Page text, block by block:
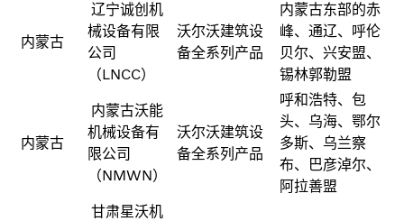
内蒙古
辽宁诚创机
械设备有限
公司
（LNCC）
沃尔沃建筑设
备全系列产品
内蒙古东部的赤
峰、通辽、呼伦
贝尔、兴安盟、
锡林郭勒盟
内蒙古
内蒙古沃能
机械设备有
限公司
（NMWN）
沃尔沃建筑设
备全系列产品
呼和浩特、包
头、乌海、鄂尔
多斯、乌兰察
布、巴彦淖尔、
阿拉善盟
甘肃星沃机